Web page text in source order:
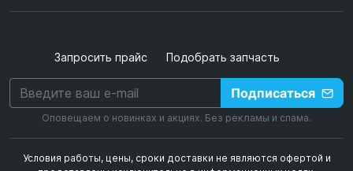
Запросить прайс Подобрать запчасть
Подписаться
Оповещаем о новинках и акциях. Без рекламы и спама.
Условия работы, цены, сроки доставки не являются офертой и